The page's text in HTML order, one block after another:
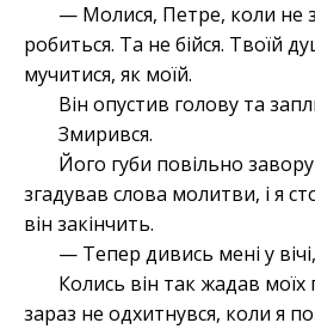
— Молися, Петре, коли не
робиться. Та не бійся. Твоїй
мучитися, як моїй.
Він опустив голову та
Змирився.
Його губи повільно
згадував слова молитви, і я
він закінчить.
— Тепер дивись мені у
Колись він так жадав моїх
зараз не одхитнувся, коли я